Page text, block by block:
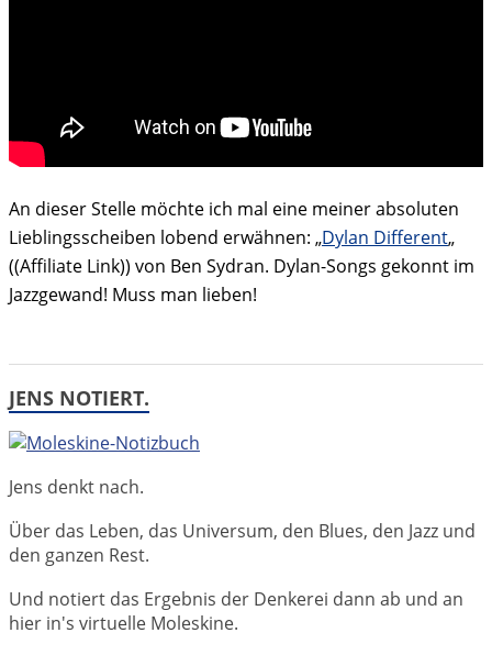
An dieser Stelle möchte ich mal eine meiner absoluten
Lieblingsscheiben lobend erwähnen: „Dylan Different„
((Affiliate Link)) von Ben Sydran. Dylan-Songs gekonnt im
Jazzgewand! Muss man lieben!
JENS NOTIERT.
Jens denkt nach.
Über das Leben, das Universum, den Blues, den Jazz und
den ganzen Rest.
Und notiert das Ergebnis der Denkerei dann ab und an
hier in's virtuelle Moleskine.